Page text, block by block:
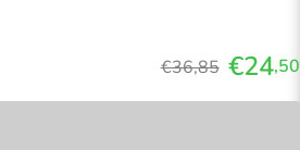
€36,85 €24,50